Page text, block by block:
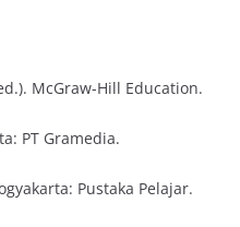
McGraw-Hill Education.
PT Gramedia.
Pustaka Pelajar.